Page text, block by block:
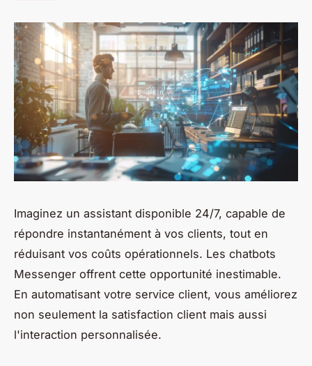
Imaginez un assistant disponible 24/7, capable de
répondre instantanément à vos clients, tout en
réduisant vos coûts opérationnels. Les chatbots
Messenger offrent cette opportunité inestimable.
En automatisant votre service client, vous améliorez
non seulement la satisfaction client mais aussi
l'interaction personnalisée.